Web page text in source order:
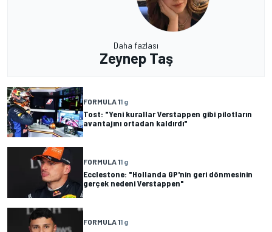
Daha fazlası
Zeynep Taş
FORMULA 11 g
Tost: "Yeni kurallar Verstappen gibi pilotların
avantajını ortadan kaldırdı"
FORMULA 11 g
Ecclestone: "Hollanda GP'nin geri dönmesinin
gerçek nedeni Verstappen"
FORMULA 11 g